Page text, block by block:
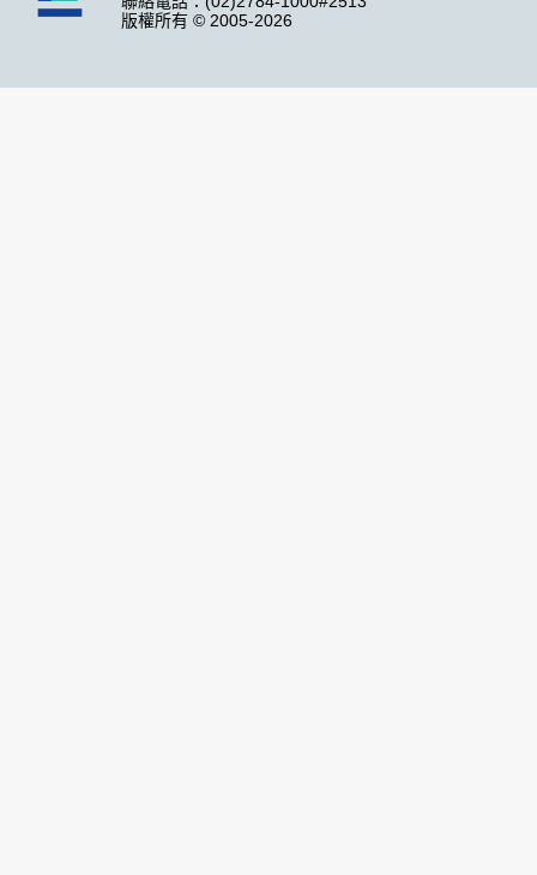
版權所有 © 2005-2026